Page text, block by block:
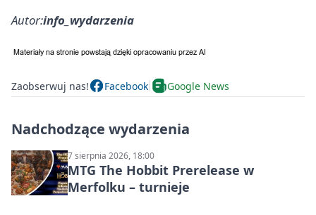
Autor:info_wydarzenia
Zaobserwuj nas! Facebook Google News
Nadchodzące wydarzenia
7 sierpnia 2026, 18:00
MTG The Hobbit Prerelease w
Merfolku – turnieje